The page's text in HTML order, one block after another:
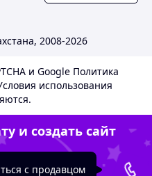
2008-2026
и Google Политика
использования
и создать сайт
сайтс продавцом